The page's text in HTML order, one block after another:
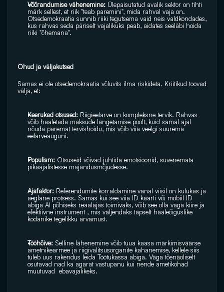
Võõrandumise vähenemine: Ülepaisutatud avalik sektor on tihti
märk sellest, et riik "teab paremini", mida rahval vaja on.
Otsedemokraatia sunnib riiki tegutsema vaid neis valdkondades,
kus rahvas seda päriselt vajalikuks peab, aidates seeläbi hoida
riiki "õhemana".
Ohud ja väljakutsed
Samas ei ole otsedemokraatia võluvits ilma riskideta. Kriitikud toovad
välja, et:
Keerukad otsused: Riigieelarve on kompleksne tervik. Rahvas
võib hääletada maksude langetamise poolt, kuid samal ajal
nõuda paremat tervishoidu, mis võib viia veelgi suurema
eelarveauguni.
Populism: Otsuseid võivad juhtida emotsioonid, süvenemata
pikaajalistesse majandusmõjudesse.
Ajafaktor: Referendumite korraldamine vanal viisil on kulukas ja
aeglane protsess. Samas kui see viia ID kaarti või mobiil ID
abiga AI põhiseks reaalajas toimivaks, võib see olla väga kiire ja
efektiivne instrument , mis väljendaks täpselt hääleõiguslike
kodanike tegelikku arvamust.
Tööhõive: Selline lähenemine võib tuua kaasa märkimisväärse
ametnikearmee ja riigivalitsusorganite kahanemise, kellele siis
tuleb uus rakendus leida Töötukassa abiga. Väga tõenäoliselt
osutavad nad ka agarat vastupanu kui nende ametikohad
muutuvad  ebavajalikeks.